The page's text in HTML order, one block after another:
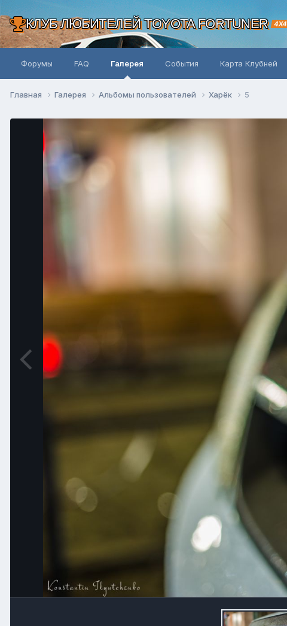
КЛУБ ЛЮБИТЕЛЕЙ TOYOTA FORTUNER 4X4
Форумы FAQ Галерея События Карта Клубней
Главная Галерея Альбомы пользователей Харёк 5